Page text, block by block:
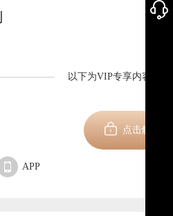
以下为VIP专享内容，剩
点击解锁
APP